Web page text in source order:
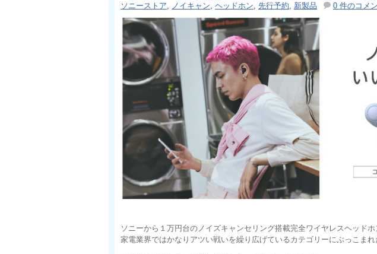
ソニーストア
ノイキャン ヘッドホン 先行予約 新製品 0 件のコメ
ソニーから１万円台のノイズキャンセリング搭載完全ワイヤレスヘッドホ
家電業界ではかなりアツい戦いを繰り広げているカテゴリーにぶっこまれ